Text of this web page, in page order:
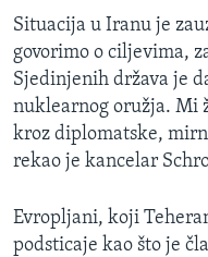
Situacija u Iranu je
govorimo o ciljevima,
Sjedinjenih država je
nuklearnog oružja. Mi
kroz diplomatske,
rekao je kancelar
Evropljani, koji
podsticaje kao što je